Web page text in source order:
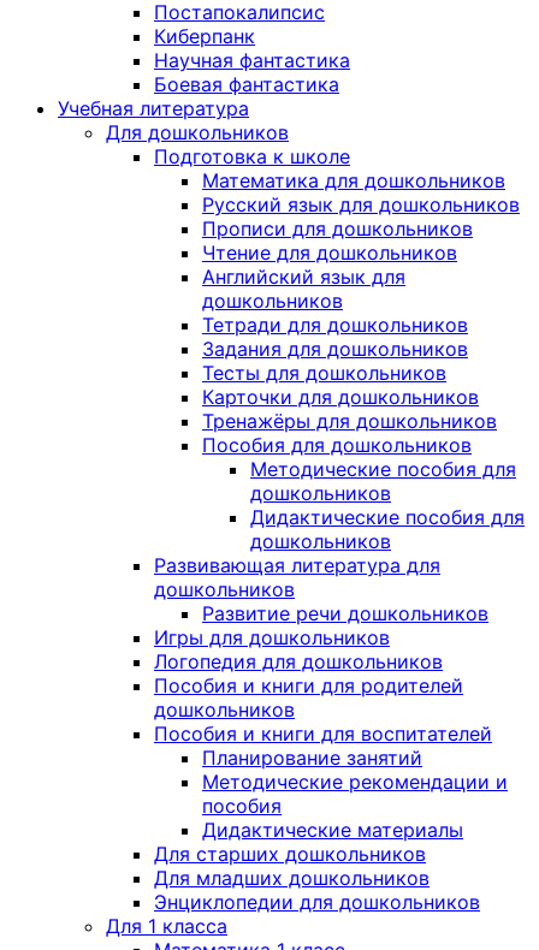
Постапокалипсис
Киберпанк
Научная фантастика
Боевая фантастика
Учебная литература
Для дошкольников
Подготовка к школе
Математика для дошкольников
Русский язык для дошкольников
Прописи для дошкольников
Чтение для дошкольников
Английский язык для
дошкольников
Тетради для дошкольников
Задания для дошкольников
Тесты для дошкольников
Карточки для дошкольников
Тренажёры для дошкольников
Пособия для дошкольников
Методические пособия для
дошкольников
Дидактические пособия для
дошкольников
Развивающая литература для
дошкольников
Развитие речи дошкольников
Игры для дошкольников
Логопедия для дошкольников
Пособия и книги для родителей
дошкольников
Пособия и книги для воспитателей
Планирование занятий
Методические рекомендации и
пособия
Дидактические материалы
Для старших дошкольников
Для младших дошкольников
Энциклопедии для дошкольников
Для 1 класса